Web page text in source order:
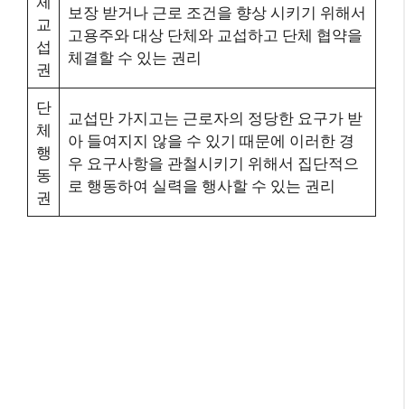
교
섭
권
보장 받거나 근로 조건을 향상 시키기 위해서
고용주와 대상 단체와 교섭하고 단체 협약을
체결할 수 있는 권리
단
체
행
동
권
교섭만 가지고는 근로자의 정당한 요구가 받
아 들여지지 않을 수 있기 때문에 이러한 경
우 요구사항을 관철시키기 위해서 집단적으
로 행동하여 실력을 행사할 수 있는 권리